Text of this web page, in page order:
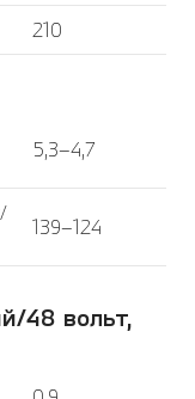
210
5,3–4,7
139–124
48 вольт,